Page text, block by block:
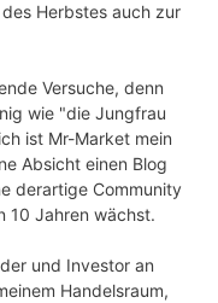
Herbstes auch zur
Versuche, denn
wie "die Jungfrau
ist Mr-Market mein
Absicht einen Blog
derartige Community
10 Jahren wächst.
und Investor an
Handelsraum,